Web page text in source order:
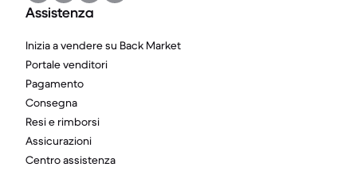
Assistenza
Inizia a vendere su Back Market
Portale venditori
Pagamento
Consegna
Resi e rimborsi
Assicurazioni
Centro assistenza